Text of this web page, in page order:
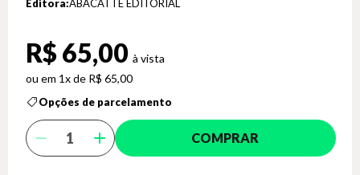
Editora:ABACATTE EDITORIAL
R$ 65,00
1x de R$ 65,00
Opções de parcelamento
COMPRAR